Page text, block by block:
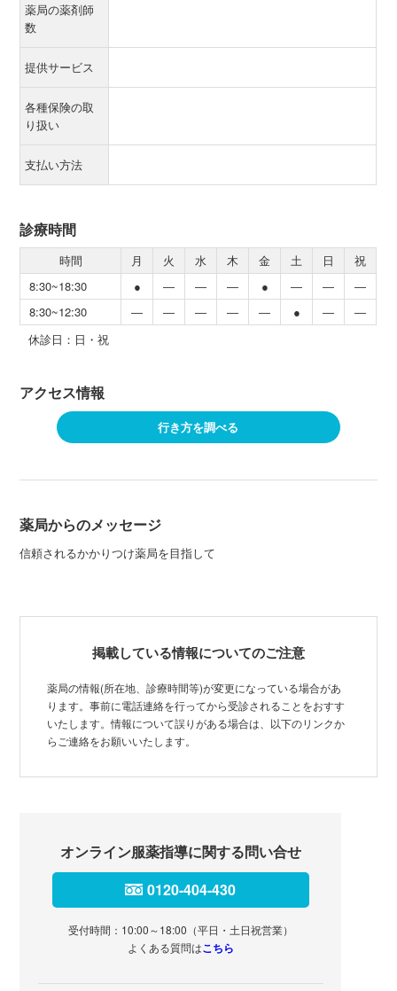
薬局の薬剤師
数
提供サービス
各種保険の取
り扱い
支払い方法
診療時間
時間 月 火 水 木 金 土 日
祝
8:30~18:30
● ― ― ― ● ― ―
―
8:30~12:30
― ― ― ― ― ● ―
―
休診日：日・祝
アクセス情報
行き方を調べる
薬局からのメッセージ
信頼されるかかりつけ薬局を目指して
掲載している情報についてのご注意
薬局の情報(所在地、診療時間等)が変更になっている場合があ
ります。事前に電話連絡を行ってから受診されることをおすす
いたします。情報について誤りがある場合は、以下のリンクか
らご連絡をお願いいたします。
オンライン服薬指導に関する問い合せ
0120-404-430
受付時間：10:00～18:00（平日・土日祝営業）
よくある質問はこちら